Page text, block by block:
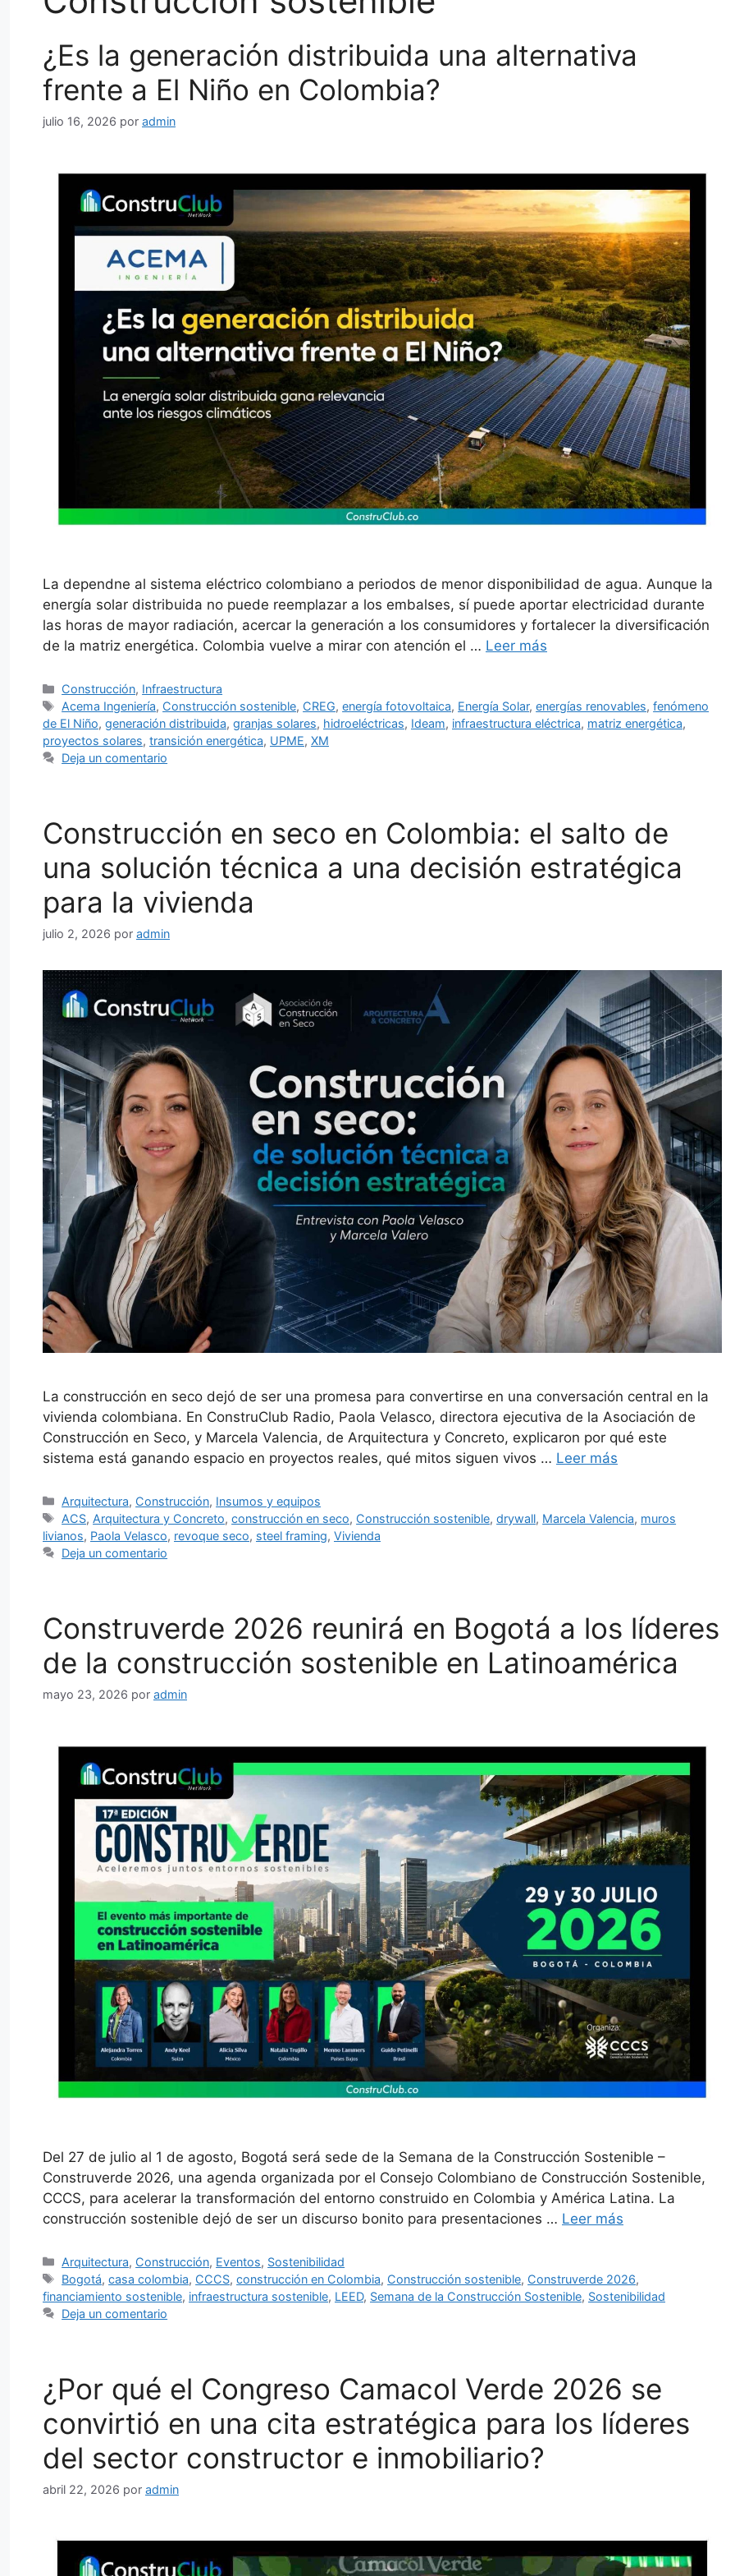
¿Es la generación distribuida una alternativa
frente a El Niño en Colombia?
julio 16, 2026 por admin
La dependne al sistema eléctrico colombiano a periodos de menor disponibilidad de agua. Aunque la
energía solar distribuida no puede reemplazar a los embalses, sí puede aportar electricidad durante
las horas de mayor radiación, acercar la generación a los consumidores y fortalecer la diversificación
de la matriz energética. Colombia vuelve a mirar con atención el … Leer más
Categorías
Construcción, Infraestructura
Etiquetas
Acema Ingeniería, Construcción sostenible, CREG,energía fotovoltaica, Energía Solar,energías renovables,fenómeno
de El Niño, generación distribuida, granjas solares, hidroeléctricas, Ideam, infraestructura eléctrica, matriz energética,
proyectos solares, transición energética, UPME, XM
Deja un comentario
Construcción en seco en Colombia: el salto de
una solución técnica a una decisión estratégica
para la vivienda
julio 2, 2026 por admin
La construcción en seco dejó de ser una promesa para convertirse en una conversación central en la
vivienda colombiana. En ConstruClub Radio, Paola Velasco, directora ejecutiva de la Asociación de
Construcción en Seco, y Marcela Valencia, de Arquitectura y Concreto, explicaron por qué este
sistema está ganando espacio en proyectos reales, qué mitos siguen vivos … Leer más
Categorías
Arquitectura, Construcción, Insumos y equipos
Etiquetas
ACS, Arquitectura y Concreto,construcción en seco, Construcción sostenible,drywall, Marcela Valencia, muros
livianos, Paola Velasco, revoque seco, steel framing, Vivienda
Deja un comentario
Construverde 2026 reunirá en Bogotá a los líderes
de la construcción sostenible en Latinoamérica
mayo 23, 2026 por admin
Del 27 de julio al 1 de agosto, Bogotá será sede de la Semana de la Construcción Sostenible –
Construverde 2026, una agenda organizada por el Consejo Colombiano de Construcción Sostenible,
CCCS, para acelerar la transformación del entorno construido en Colombia y América Latina. La
construcción sostenible dejó de ser un discurso bonito para presentaciones … Leer más
Categorías
Arquitectura, Construcción, Eventos, Sostenibilidad
Etiquetas
Bogotá,casa colombia, CCCS,construcción en Colombia, Construcción sostenible, Construverde 2026,
financiamiento sostenible, infraestructura sostenible, LEED, Semana de la Construcción Sostenible, Sostenibilidad
Deja un comentario
¿Por qué el Congreso Camacol Verde 2026 se
convirtió en una cita estratégica para los líderes
del sector constructor e inmobiliario?
abril 22, 2026 por admin